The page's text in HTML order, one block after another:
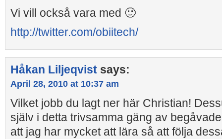
Vi vill också vara med 🙂
http://twitter.com/obiitech/
Håkan Liljeqvist says:
April 28, 2010 at 10:37 am
Vilket jobb du lagt ner här Christian!
själv i detta trivsamma gäng av
att jag har mycket att lära så att följa